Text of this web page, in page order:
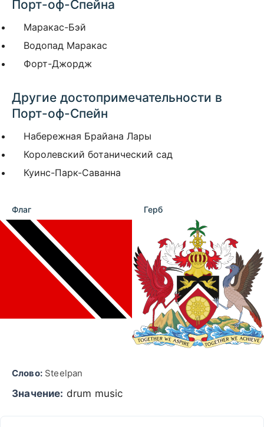
Порт-оф-Спейна
Маракас-Бэй
Водопад Маракас
Форт-Джордж
Другие достопримечательности в
Порт-оф-Спейн
Набережная Брайана Лары
Королевский ботанический сад
Куинс-Парк-Саванна
Флаг Герб
Слово:Steelpan
Значение: drum music